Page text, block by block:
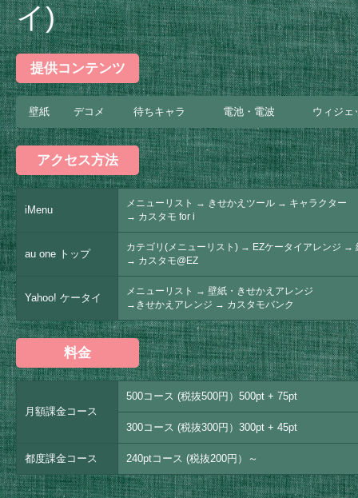
イ)
提供コンテンツ
壁紙 デコメ 待ちキャラ 電池・電波 ウィジェ
アクセス方法
iMenu
メニューリスト → きせかえツール → キャラクター
→ カスタモ for i
au one トップ
カテゴリ(メニューリスト) → EZケータイアレンジ →
→ カスタモ@EZ
Yahoo! ケータイ
メニューリスト → 壁紙・きせかえアレンジ
→きせかえアレンジ → カスタモバンク
料金
月額課金コース
500コース (税抜500円）500pt + 75pt
300コース (税抜300円）300pt + 45pt
都度課金コース 240ptコース (税抜200円）～